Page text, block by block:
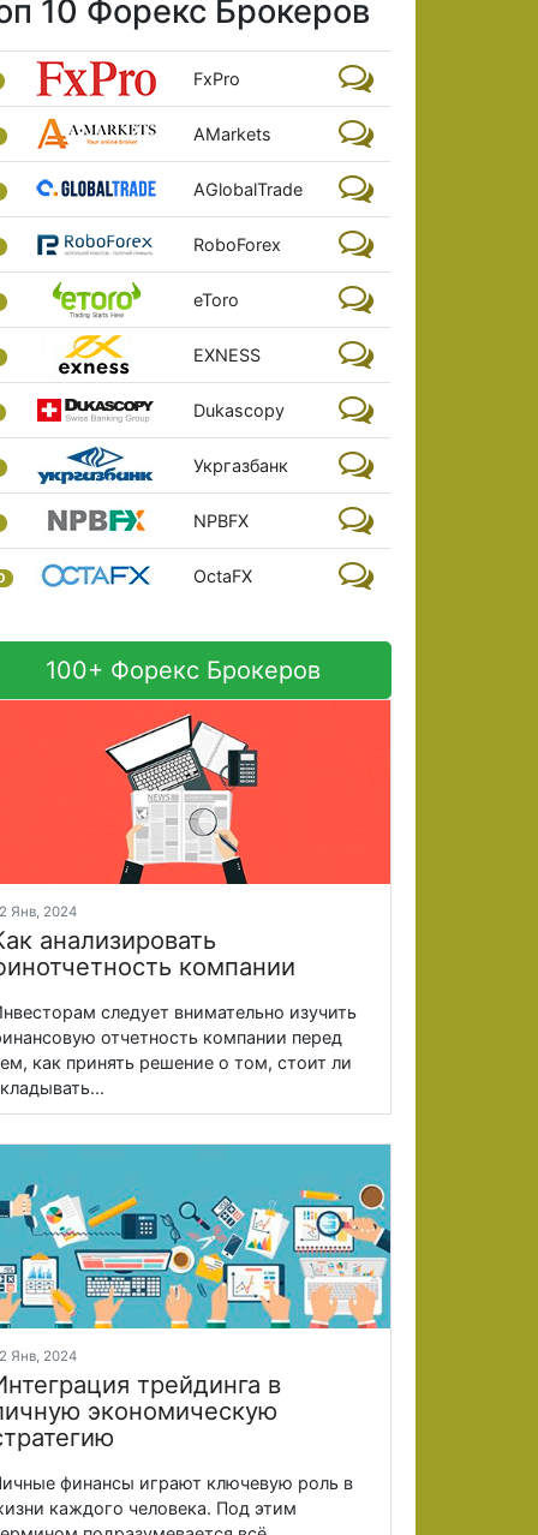
10 Форекс Брокеров
FxPro
AMarkets
AGlobalTrade
RoboForex
eToro
EXNESS
Dukascopy
Укргазбанк
NPBFX
OctaFX
100+ Форекс Брокеров
Янв, 2024
анализировать
компании
следует внимательно изучить
отчетность компании перед
как принять решение о том, стоит ли
Янв, 2024
трейдинга в
экономическую
финансы играют ключевую роль в
каждого человека. Под этим